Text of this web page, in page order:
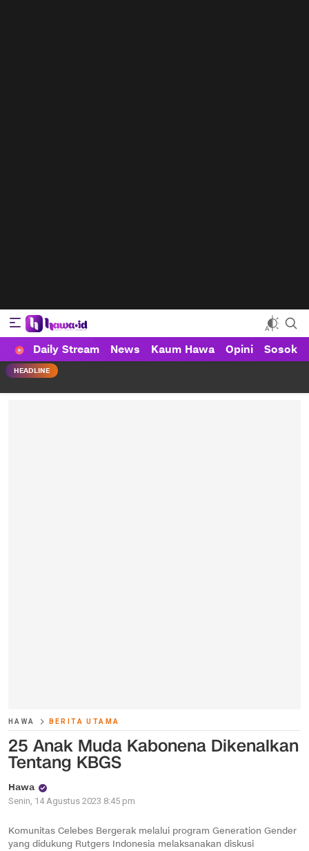
HAWA
Haluan Wanita Indonesia
Daily Stream News Kaum Hawa Opini Sosok
HEADLINE
HAWA BERITA UTAMA
25 Anak Muda Kabonena Dikenalkan
Tentang KBGS
Hawa
Senin, 14 Agustus 2023 8:45 pm
Komunitas Celebes Bergerak melalui program Generation Gender
yang didukung Rutgers Indonesia melaksanakan diskusi